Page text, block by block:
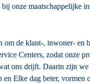
onze maatschappelijke
de klant-, inwoner- en
Centers, zodat onze
ons drijft. Daarin zijn
en Elke dag beter,